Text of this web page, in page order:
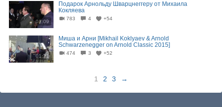
01:09
Подарок Арнольду Шварцнеггеру от Михаила
Кокляева
783 4 +54
01:21
Миша и Арни [Mikhail Koklyaev & Arnold
Schwarzenegger on Arnold Classic 2015]
474 3 +52
1 2 3 →